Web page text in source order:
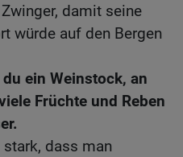
damit seine
würde auf den Bergen
ein Weinstock, an
Früchte und Reben
dass man